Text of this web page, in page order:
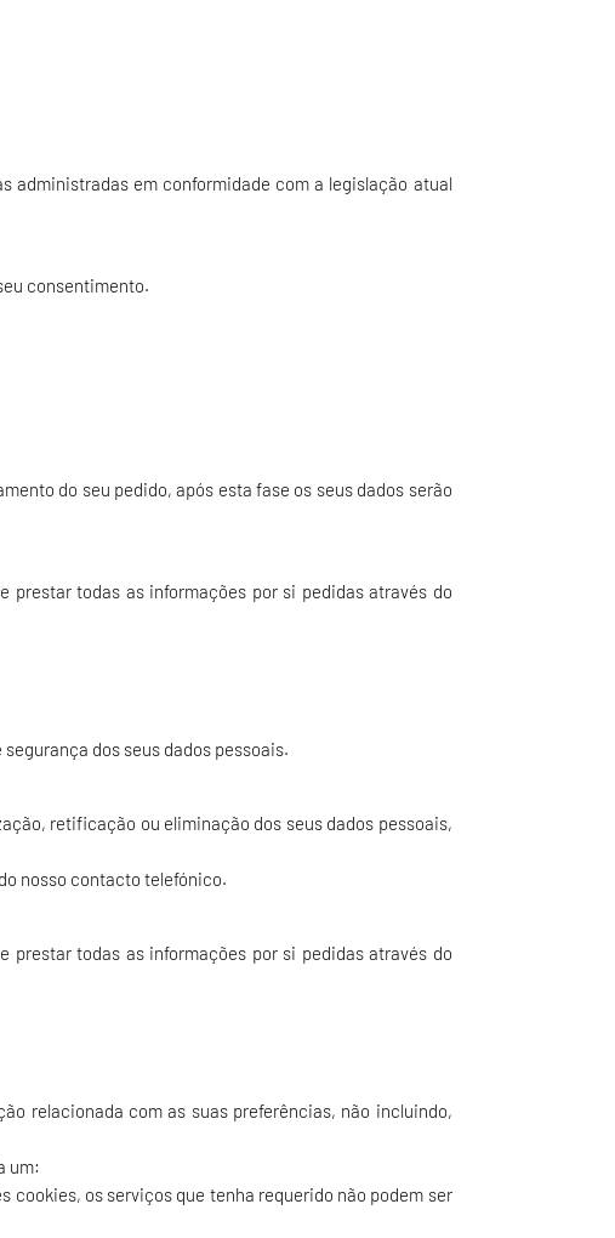
administradas em conformidade com a legislação atual
consentimento.
do seu pedido, após esta fase os seus dados serão
prestar todas as informações por si pedidas através do
dos seus dados pessoais.
retificação ou eliminação dos seus dados pessoais,
nosso contacto telefónico.
prestar todas as informações por si pedidas através do
relacionada com as suas preferências, não incluindo,
um:
cookies, os serviços que tenha requerido não podem ser